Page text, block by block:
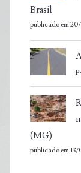
Brasil
publicado em
(MG)
publicado em